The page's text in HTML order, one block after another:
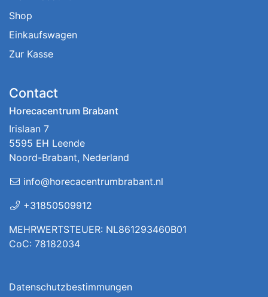
Shop
Einkaufswagen
Zur Kasse
Contact
Horecacentrum Brabant
Irislaan 7
5595 EH Leende
Noord-Brabant, Nederland
info@horecacentrumbrabant.nl
+31850509912
MEHRWERTSTEUER: NL861293460B01
CoC: 78182034
Datenschutzbestimmungen